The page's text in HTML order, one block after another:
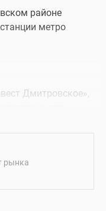
районе
метро
Дмитровское»,
600 тыс. кв. м
в Москве,
рынка